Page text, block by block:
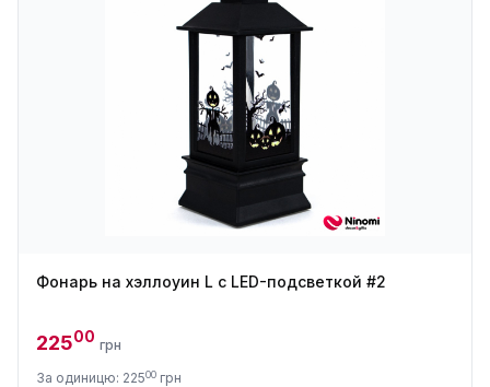
Фонарь на хэллоуин L с LED-подсветкой #2
22500 грн
За одиницю: 22500 грн